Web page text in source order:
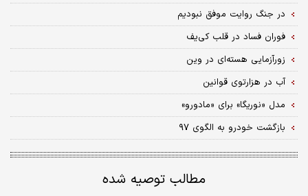
در جنگ روایت موفق نبودیم
فوران فساد در قلب کی‌یف
زورآزمایی هسته‌ای در وین
آب در هزارتوی قوانین
مدل «نوریگا» برای «مادورو»
بازگشت خودرو به الگوی ۹۷
مطالب توصیه شده